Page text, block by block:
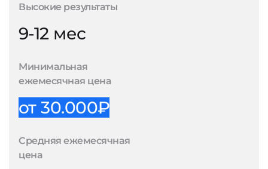
Высокие результаты
9-12 мес
Минимальная
ежемесячная цена
от 30.000₽
Средняя ежемесячная
цена